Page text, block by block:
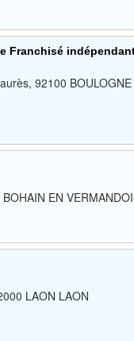
Franchisé
92100
EN
LAON LAON